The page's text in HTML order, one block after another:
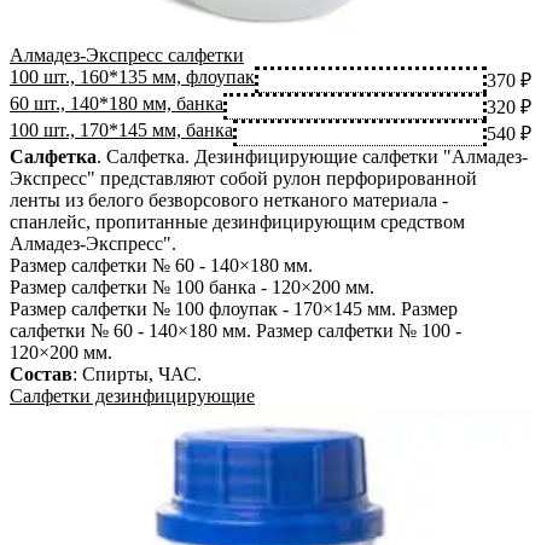
Алмадез-Экспресс салфетки
100 шт., 160*135 мм, флоупак
370 ₽
60 шт., 140*180 мм, банка
320 ₽
100 шт., 170*145 мм, банка
540 ₽
Салфетка. Салфетка. Дезинфицирующие салфетки "Алмадез-
Экспресс" представляют собой рулон перфорированной
ленты из белого безворсового нетканого материала -
спанлейс, пропитанные дезинфицирующим средством
Алмадез-Экспресс".
Размер салфетки № 60 - 140×180 мм.
Размер салфетки № 100 банка - 120×200 мм.
Размер салфетки № 100 флоупак - 170×145 мм. Размер
салфетки № 60 - 140×180 мм. Размер салфетки № 100 -
120×200 мм.
Состав: Спирты, ЧАС.
Салфетки дезинфицирующие